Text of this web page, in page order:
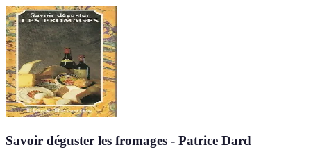
Savoir déguster les fromages - Patrice Dard